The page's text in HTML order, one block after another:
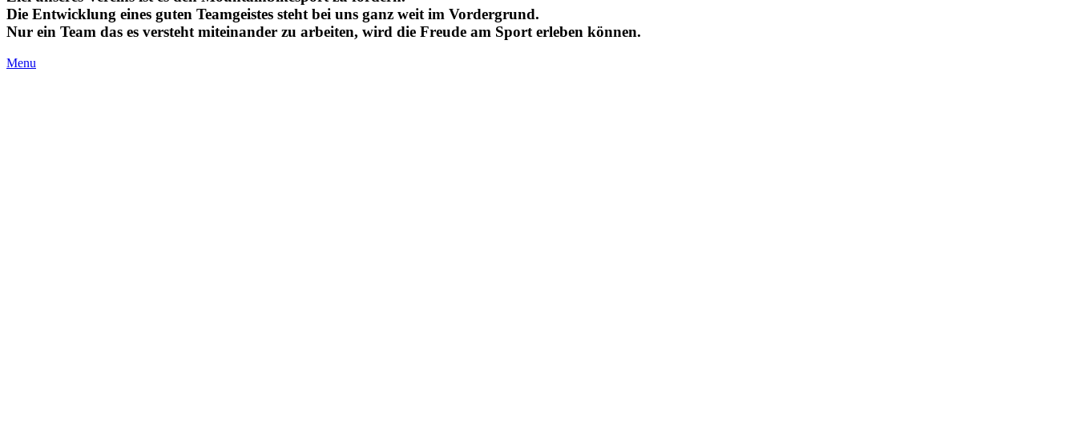
Die Entwicklung eines guten Teamgeistes steht bei uns ganz weit im Vordergrund.
Nur ein Team das es versteht miteinander zu arbeiten, wird die Freude am Sport erleben können.
Menu